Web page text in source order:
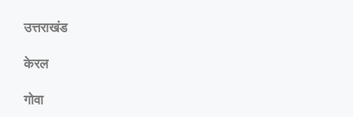
उत्तराखंड
केरल
गोवा